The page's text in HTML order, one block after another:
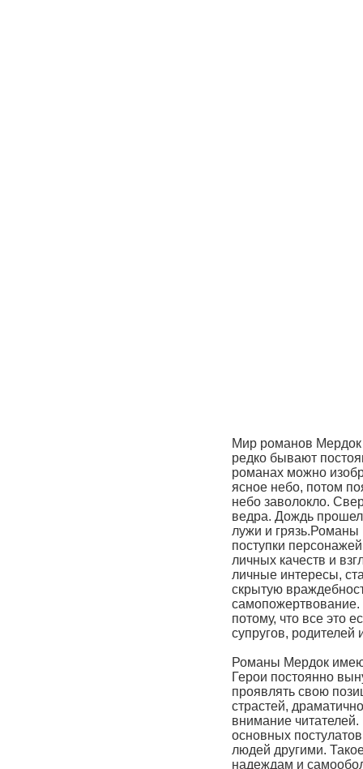
Мир романов Мердок
редко бывают
романах можно
ясное небо, потом
небо заволокло.
ведра. Дождь
лужи и грязь.Романы
поступки
личных качеств и
личные интересы,
скрытую
потому, что все это
супругов, родителей
Романы Мердок
Герои постоянно
проявлять свою
страстей,
внимание
основных
людей другими.
надеждам и